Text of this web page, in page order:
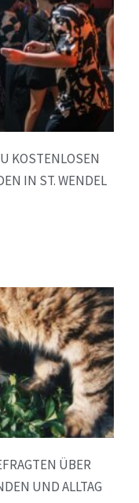
KOSTENLOSEN
IN ST. WENDEL
ÜBER
UND ALLTAG